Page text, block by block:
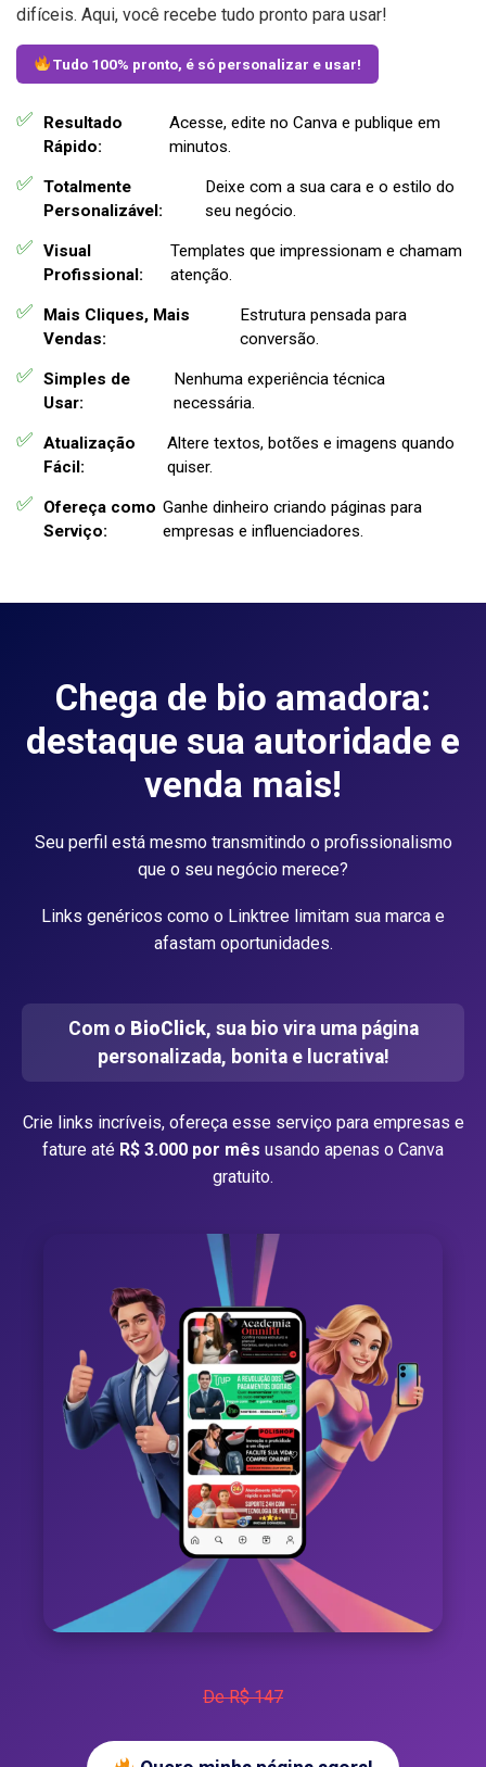
difíceis. Aqui, você recebe tudo pronto para usar!
Tudo 100% pronto, é só personalizar e usar!
Resultado
Rápido:
Acesse, edite no Canva e publique em
minutos.
Totalmente
Personalizável:
Deixe com a sua cara e o estilo do
seu negócio.
Visual
Profissional:
Templates que impressionam e chamam
atenção.
Mais Cliques, Mais
Vendas:
Estrutura pensada para
conversão.
Simples de
Usar:
Nenhuma experiência técnica
necessária.
Atualização
Fácil:
Altere textos, botões e imagens quando
quiser.
Ofereça como
Serviço:
Ganhe dinheiro criando páginas para
empresas e influenciadores.
Chega de bio amadora:
destaque sua autoridade e
venda mais!
Seu perfil está mesmo transmitindo o profissionalismo
que o seu negócio merece?
Links genéricos como o Linktree limitam sua marca e
afastam oportunidades.
Com o BioClick, sua bio vira uma página
personalizada, bonita e lucrativa!
Crie links incríveis, ofereça esse serviço para empresas e
fature até R$ 3.000 por mês usando apenas o Canva
gratuito.
De R$ 147